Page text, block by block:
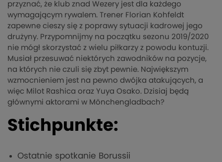
przyznać, że klub znad Wezery jest dla każdego
wymagającym rywalem. Trener Florian Kohfeldt
zapewne cieszy się z poprawy sytuacji kadrowej jego
drużyny. Przypomnijmy na początku sezonu 2019/2020
nie mógł skorzystać z wielu piłkarzy z powodu kontuzji.
Musiał przesuwać niektórych zawodników na pozycje,
na których nie czuli się zbyt pewnie. Największym
wzmocnieniem jest na pewno dwójka atakujących, a
więc Milot Rashica oraz Yuya Osako. Dzisiaj będą
głównymi aktorami w Mönchengladbach?
Stichpunkte:
Ostatnie spotkanie Borussii